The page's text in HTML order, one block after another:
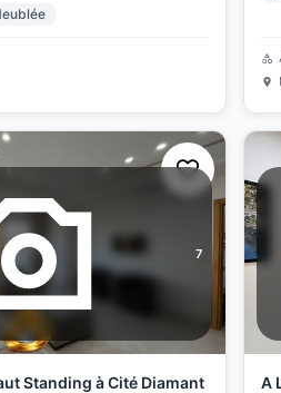
7
Standing à Cité Diamant
A